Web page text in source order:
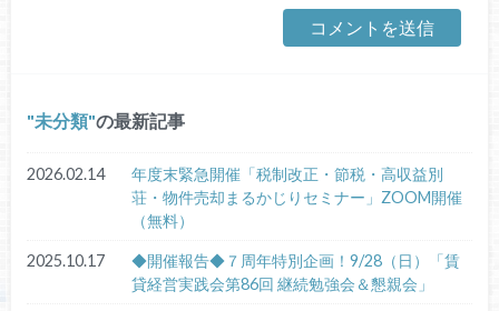
未分類 の最新記事
2026.02.14
年度末緊急開催「税制改正・節税・高収益別
荘・物件売却まるかじりセミナー」ZOOM開催
（無料）
2025.10.17
◆開催報告◆７周年特別企画！9/28（日）「賃
貸経営実践会第86回 継続勉強会＆懇親会」